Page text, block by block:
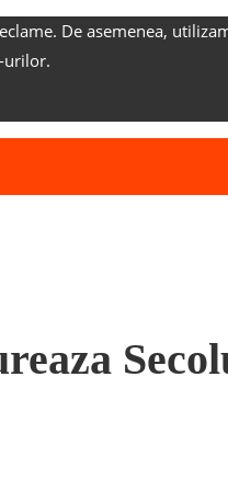
De asemenea,
urilor.